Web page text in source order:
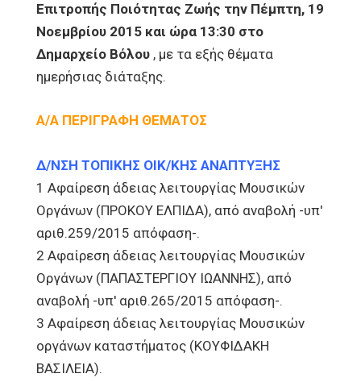
Επιτροπής Ποιότητας Ζωής την Πέμπτη, 19
Νοεμβρίου 2015 και ώρα 13:30 στο
Δημαρχείο Βόλου , με τα εξής θέματα
ημερήσιας διάταξης.
Α/Α ΠΕΡΙΓΡΑΦΗ ΘΕΜΑΤΟΣ
Δ/ΝΣΗ ΤΟΠΙΚΗΣ ΟΙΚ/ΚΗΣ ΑΝΑΠΤΥΞΗΣ
1 Αφαίρεση άδειας λειτουργίας Μουσικών
Οργάνων (ΠΡΟΚΟΥ ΕΛΠΙΔΑ), από αναβολή -υπ'
αριθ.259/2015 απόφαση-.
2 Αφαίρεση άδειας λειτουργίας Μουσικών
Οργάνων (ΠΑΠΑΣΤΕΡΓΙΟΥ ΙΩΑΝΝΗΣ), από
αναβολή -υπ' αριθ.265/2015 απόφαση-.
3 Αφαίρεση άδειας λειτουργίας Μουσικών
οργάνων καταστήματος (ΚΟΥΦΙΔΑΚΗ
ΒΑΣΙΛΕΙΑ).